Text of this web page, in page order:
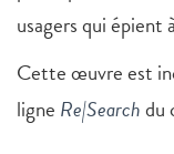
usagers qui épient
Cette œuvre est
ligne Re|Searchdu